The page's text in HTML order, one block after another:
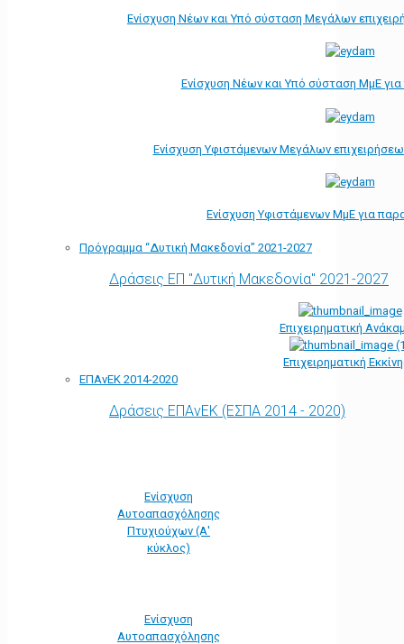
Ενίσχυση Νέων και Υπό σύσταση Μεγάλων
Ενίσχυση Νέων και Υπό σύσταση ΜμΕ
Ενίσχυση Υφιστάμενων Μεγάλων
Ενίσχυση Υφιστάμενων ΜμΕ για
Πρόγραμμα “Δυτική Μακεδονία” 2021-2027
Δράσεις ΕΠ "Δυτική Μακεδονία" 2021-2027
Επιχειρηματική
Επιχειρηματική
ΕΠΑνΕΚ 2014-2020
Δράσεις ΕΠΑνΕΚ (ΕΣΠΑ 2014 - 2020)
Ενίσχυση
Αυτοαπασχόλησης
Πτυχιούχων (Α'
κύκλος)
Ενίσχυση
Αυτοαπασχόλησης